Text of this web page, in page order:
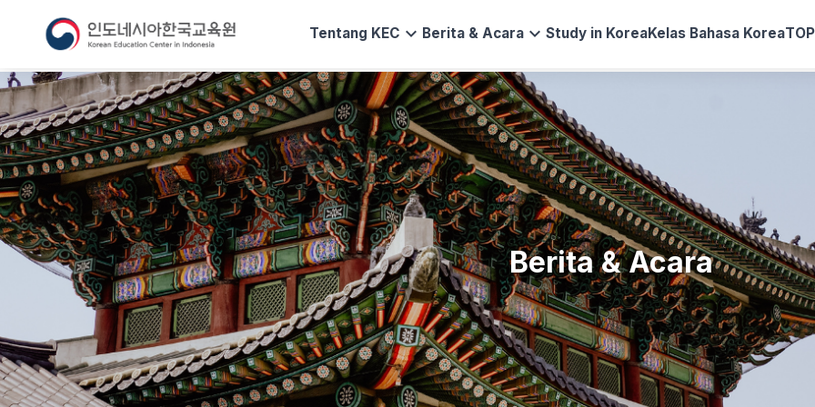
Tentang KEC expand_more Berita & Acara expand_moreStudy in KoreaKelas Bahasa Korea
Berita & Acara